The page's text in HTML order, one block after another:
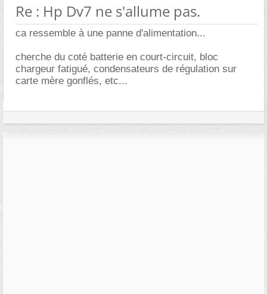
Re : Hp Dv7 ne s'allume pas.
ca ressemble à une panne d'alimentation...
cherche du coté batterie en court-circuit, bloc
chargeur fatigué, condensateurs de régulation sur
carte mère gonflés, etc...